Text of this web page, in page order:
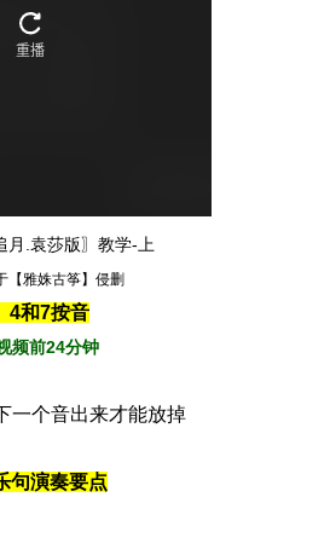
月.袁莎版〗教学-上
【雅姝古筝】侵删
4和7按音
频前24分钟
一个音出来才能放掉
句演奏要点